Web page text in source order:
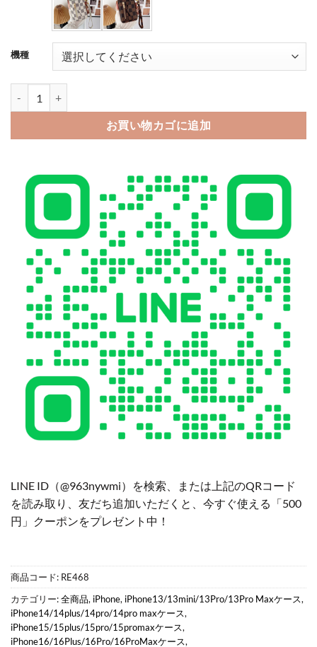
機種
お買い物カゴに追加
LINE ID（@963nywmi）を検索、または上記のQRコード
を読み取り、友だち追加いただくと、今すぐ使える「500
円」クーポンをプレゼント中！
商品コード: RE468
カテゴリー:全商品, iPhone, iPhone13/13mini/13Pro/13Pro Maxケース,
iPhone14/14plus/14pro/14pro maxケース,
iPhone15/15plus/15pro/15promaxケース,
iPhone16/16Plus/16Pro/16ProMaxケース,